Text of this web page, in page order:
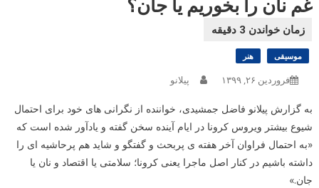
غم نان را بخوریم یا جان؟
موسیقی هنر
فروردین ۲۶, ۱۳۹۹ پیلانو
به گزارش پیلانو فاضل جمشیدی، خواننده از نگرانی های خود برای احتمال
شیوع بیشتر ویروس کرونا در ایام آینده سخن گفته و یادآور شده است که
«به احتمال فراوان آخر هفته ی پربحث و گفتگو و شاید هم پرحاشیه ای را
داشته باشیم در کنار اصل ماجرا یعنی کرونا؛ سلامتی یا اقتصاد و نان یا
جان.»